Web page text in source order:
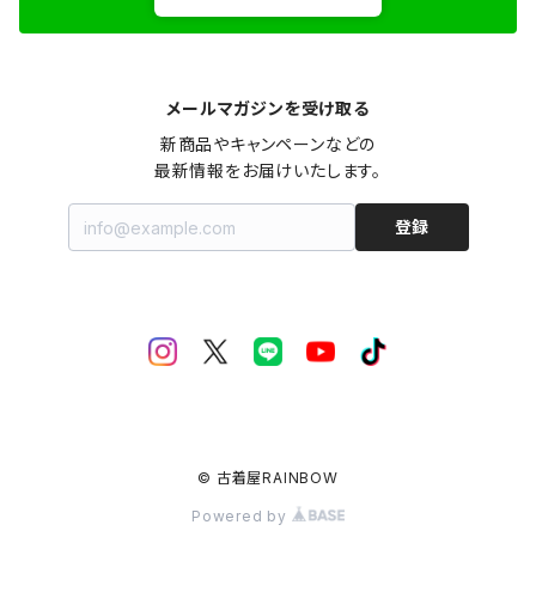
メールマガジンを受け取る
新商品やキャンペーンなどの
最新情報をお届けいたします。
登録
© 古着屋RAINBOW
Powered by